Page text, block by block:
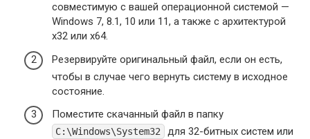
совместимую с вашей операционной системой —
Windows 7, 8.1, 10 или 11, а также с архитектурой
x32 или x64.
Резервируйте оригинальный файл, если он есть,
чтобы в случае чего вернуть систему в исходное
состояние.
Поместите скачанный файл в папку
C:\Windows\System32 для 32-битных систем или